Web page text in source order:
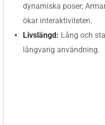
dynamiska poser;
ökar interaktiviteten.
Livslängd: Lång och
långvarig användning.